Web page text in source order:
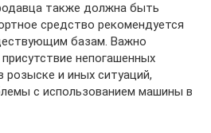
также должна быть
средство рекомендуется
базам. Важно
непогашенных
и иных ситуаций,
с использованием машины в